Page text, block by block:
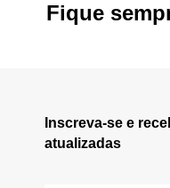
Fique
Inscreva-se e
atualizadas